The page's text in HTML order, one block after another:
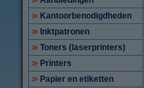
Kantoorbenodigdheden
Inktpatronen
Toners (laserprinters)
Printers
Papier en etiketten